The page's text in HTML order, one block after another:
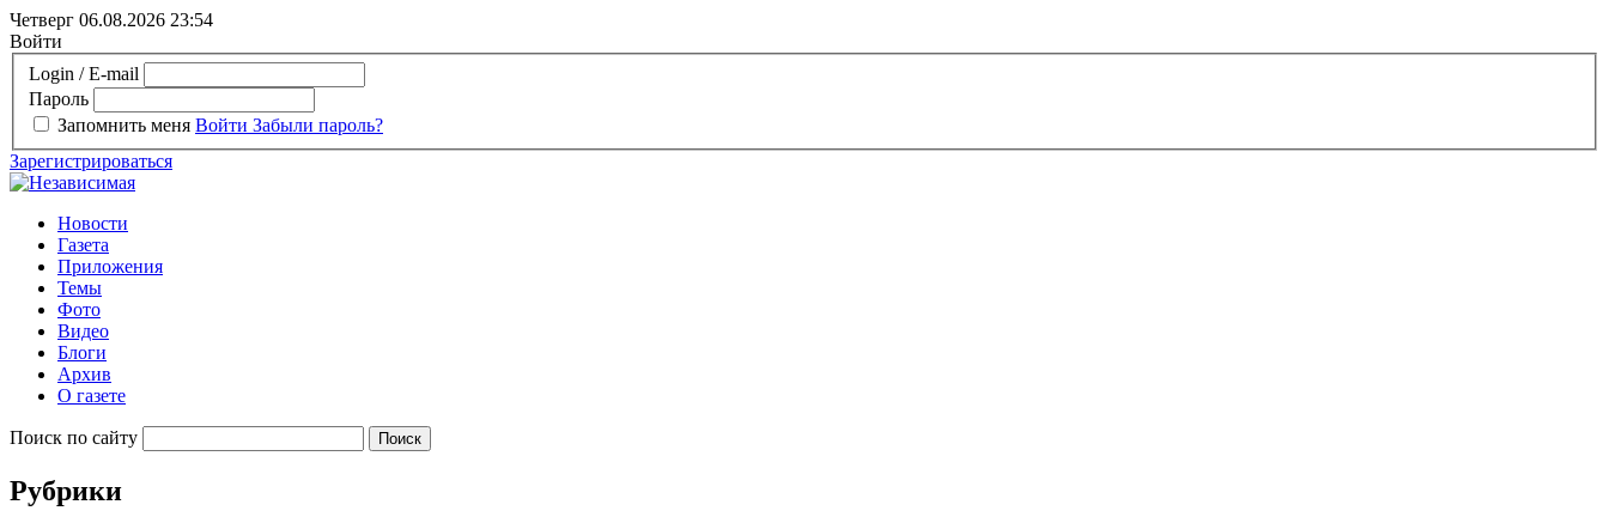
Четверг 06.08.2026 23:54
Войти
Login / E-mail
Пароль
Запомнить меня Войти Забыли пароль?
Зарегистрироваться
Новости
Газета
Приложения
Темы
Фото
Видео
Блоги
Архив
О газете
Поиск по сайту
Рубрики